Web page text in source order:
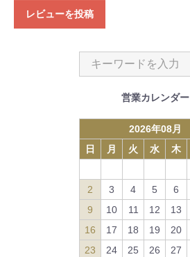
レビューを投稿
営業カレンダー
2026年08月
日
月 火 水 木
2
3 4 5 6
9
10 11 12 13
16
17 18 19 20
23
24 25 26 27